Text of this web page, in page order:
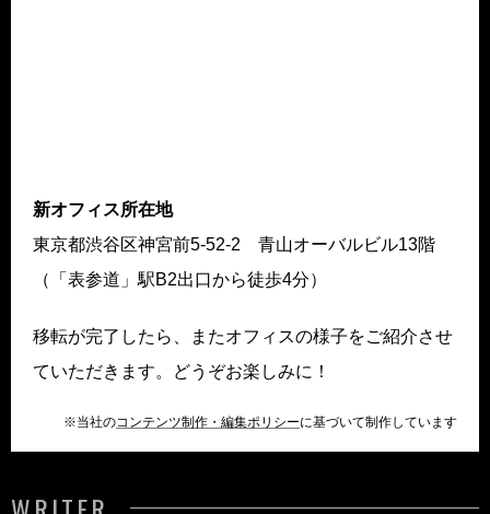
新オフィス所在地
東京都渋谷区神宮前5-52-2 青山オーバルビル13階
（「表参道」駅B2出口から徒歩4分）
移転が完了したら、またオフィスの様子をご紹介させ
ていただきます。どうぞお楽しみに！
※当社のコンテンツ制作・編集ポリシーに基づいて制作しています